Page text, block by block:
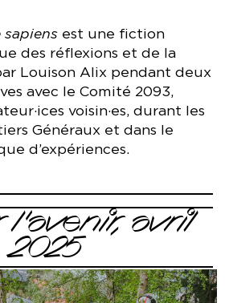
sapiens est une fiction
des réflexions et de la
Louison Alix pendant deux
avec le Comité 2093,
voisin·es, durant les
Généraux et dans le
d’expériences.
Alix
Comité 2093 Eva Duranel, Gaël
Tual, Sophie Triquet, Zoé
l'avenir, avril
2025